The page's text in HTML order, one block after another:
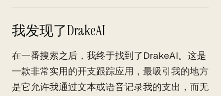
我发现了DrakeAI
在一番搜索之后，我终于找到了DrakeAI。这是
一款非常实用的开支跟踪应用，最吸引我的地方
是它允许我通过文本或语音记录我的支出，而无